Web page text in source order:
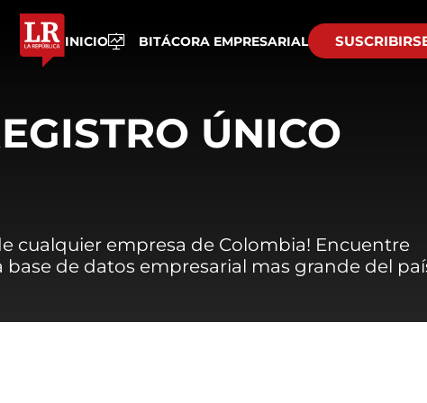
INICIO BITÁCORA EMPRESARIAL
ÚNICO
cualquier empresa de Colombia! Encuentre
base de datos empresarial mas grande del